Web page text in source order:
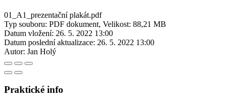
01_A1_prezentační plakát.pdf
Typ souboru: PDF dokument, Velikost: 88,21 MB
Datum vložení: 26. 5. 2022 13:00
Datum poslední aktualizace: 26. 5. 2022 13:00
Autor: Jan Holý
Praktické info